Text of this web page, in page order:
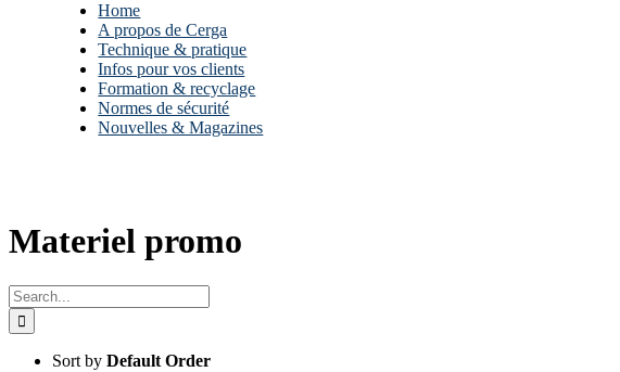
Home
A propos de Cerga
Technique & pratique
Infos pour vos clients
Formation & recyclage
Normes de sécurité
Nouvelles & Magazines
Materiel promo
Search
for:
Sort by Default Order